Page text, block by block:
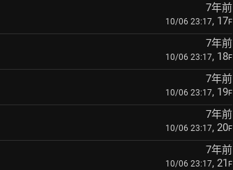
7年前
10/06 23:17, 17F
7年前
10/06 23:17, 18F
7年前
10/06 23:17, 19F
7年前
10/06 23:17, 20F
7年前
10/06 23:17, 21 F